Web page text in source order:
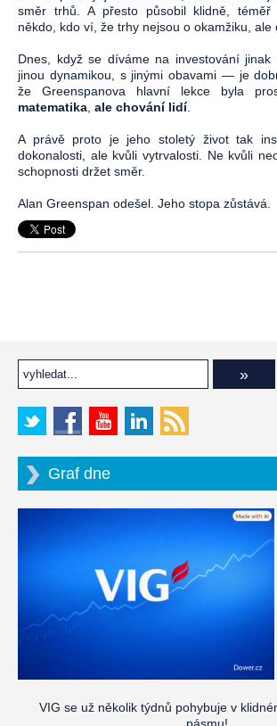
směr trhů. A přesto působil klidně, téměř
někdo, kdo ví, že trhy nejsou o okamžiku, ale
Dnes, když se díváme na investování
jinou dynamikou, s jinými obavami — je
že Greenspanova hlavní lekce byla
matematika ale chování lidí.
A právě proto je jeho stoletý život tak
dokonalosti, ale kvůli vytrvalosti. Ne kvůli
schopnosti držet směr.
Alan Greenspan odešel. Jeho stopa zůstává.
Graf dne
VIG se už několik týdnů pohybuje v